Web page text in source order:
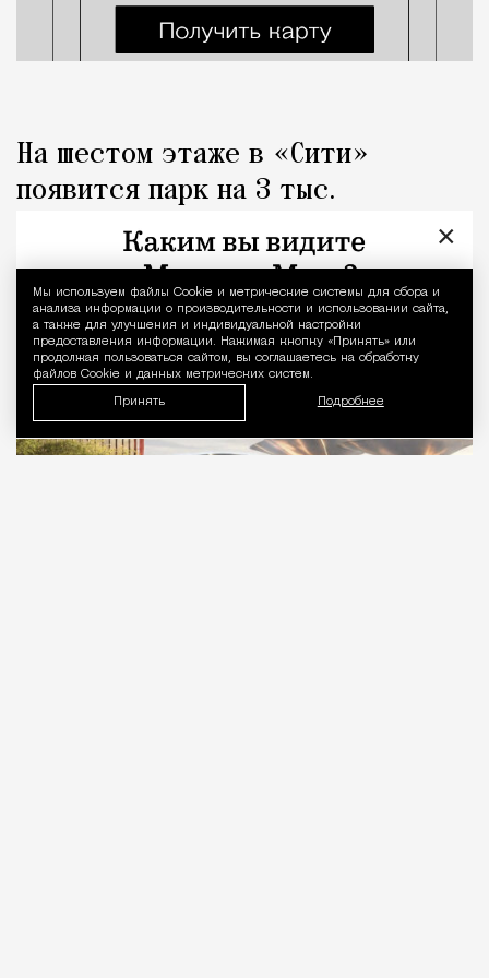
Уведомление
Мы используем файлы Сookie и метрические системы для сбора и
анализа информации о производительности и использовании сайта,
а также для улучшения и индивидуальной настройки
предоставления информации. Нажимая кнопку «Принять» или
продолжая пользоваться сайтом, вы соглашаетесь на обработку
файлов Cookie и данных метрических систем.
Принять Подробнее
На шестом этаже в «Сити»
появится парк на 3 тыс.
«квадратов» с металлическими
«грибами»
Город Николай Спиридонов
×